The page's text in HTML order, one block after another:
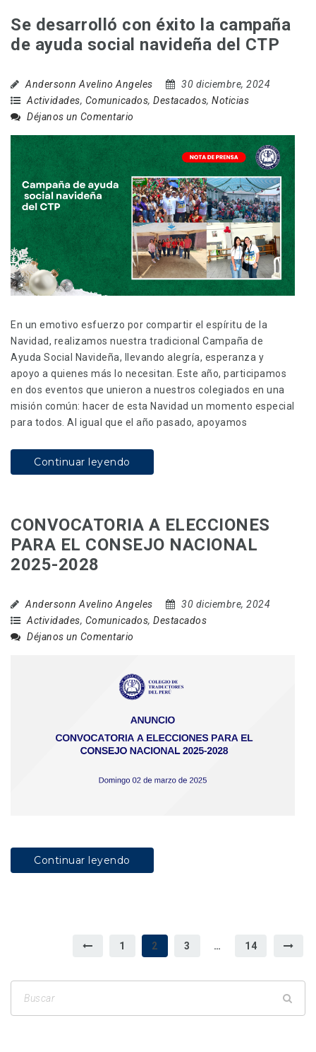
Se desarrolló con éxito la campaña
de ayuda social navideña del CTP
Andersonn Avelino Angeles
30 diciembre, 2024
Actividades, Comunicados, Destacados, Noticias
Déjanos un Comentario
En un emotivo esfuerzo por compartir el espíritu de la
Navidad, realizamos nuestra tradicional Campaña de
Ayuda Social Navideña, llevando alegría, esperanza y
apoyo a quienes más lo necesitan. Este año, participamos
en dos eventos que unieron a nuestros colegiados en una
misión común: hacer de esta Navidad un momento especial
para todos. Al igual que el año pasado, apoyamos
Continuar leyendo
CONVOCATORIA A ELECCIONES
PARA EL CONSEJO NACIONAL
2025-2028
Andersonn Avelino Angeles
30 diciembre, 2024
Actividades, Comunicados, Destacados
Déjanos un Comentario
Continuar leyendo
1 2 3 … 14